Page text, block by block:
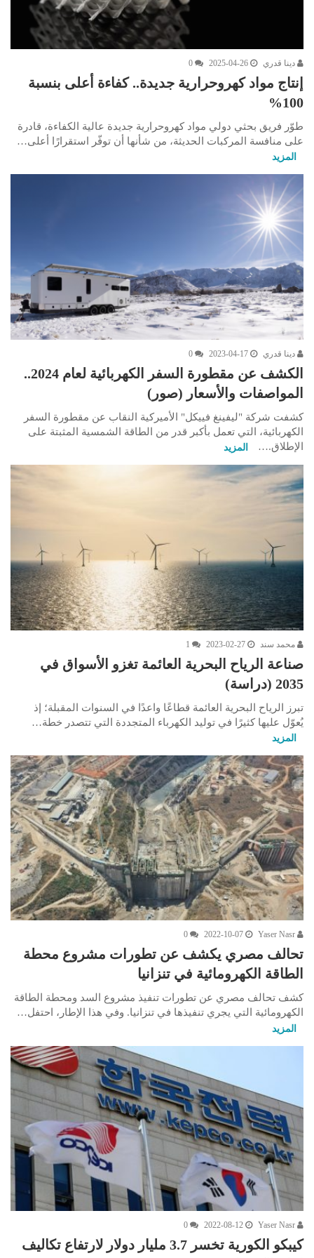
دينا قدري 2025-04-26
0
إنتاج مواد كهروحرارية جديدة.. كفاءة أعلى بنسبة
100%
طوّر فريق بحثي دولي مواد كهروحرارية جديدة عالية الكفاءة، قادرة
على منافسة المركبات الحديثة، من شأنها أن توفّر استقرارًا أعلى…
المزيد
دينا قدري 2023-04-17
0
الكشف عن مقطورة السفر الكهربائية لعام 2024..
المواصفات والأسعار (صور)
كشفت شركة "ليفينغ فييكل" الأميركية النقاب عن مقطورة السفر
الكهربائية، التي تعمل بأكبر قدر من الطاقة الشمسية المثبتة على
الإطلاق.…
المزيد
محمد سند 2023-02-27
1
صناعة الرياح البحرية العائمة تغزو الأسواق في
2035 (دراسة)
تبرز الرياح البحرية العائمة قطاعًا واعدًا في السنوات المقبلة؛ إذ
يُعوّل عليها كثيرًا في توليد الكهرباء المتجددة التي تتصدر خطة…
المزيد
2022-10-07
0
تحالف مصري يكشف عن تطورات مشروع محطة
الطاقة الكهرومائية في تنزانيا
كشف تحالف مصري عن تطورات تنفيذ مشروع السد ومحطة الطاقة
الكهرومائية التي يجري تنفيذها في تنزانيا. وفي هذا الإطار، احتفل…
المزيد
2022-08-12
0
كيبكو الكورية تخسر 3.7 مليار دولار لارتفاع تكاليف